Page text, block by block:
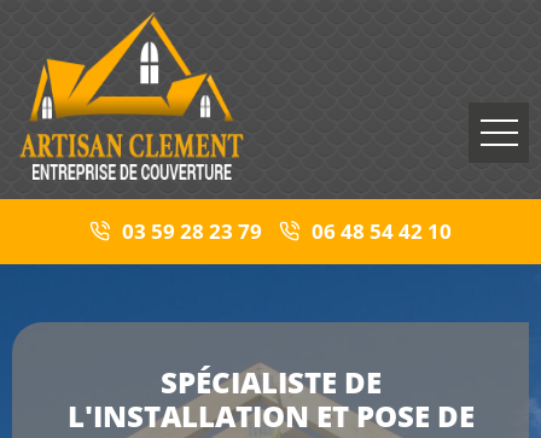
03 59 28 23 79 06 48 54 42 10
SPÉCIALISTE DE
L'INSTALLATION ET POSE DE